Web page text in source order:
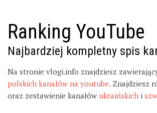
Ranking YouTube
Najbardziej kompletny spis
Na stronie vlogi.info znajdziesz
polskich kanałów na youtube. Znajdziesz
oraz zestawienie kanałów ukraińskich i